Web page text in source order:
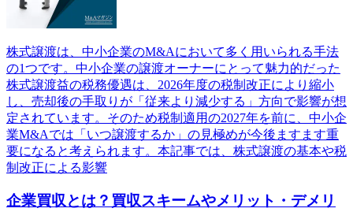
株式譲渡は、中小企業のM&Aにおいて多く用いられる手法
の1つです。中小企業の譲渡オーナーにとって魅力的だった
株式譲渡益の税務優遇は、2026年度の税制改正により縮小
し、売却後の手取りが「従来より減少する」方向で影響が想
定されています。そのため税制適用の2027年を前に、中小企
業M&Aでは「いつ譲渡するか」の見極めが今後ますます重
要になると考えられます。本記事では、株式譲渡の基本や税
制改正による影響
企業買収とは？買収スキームやメリット・デメリ